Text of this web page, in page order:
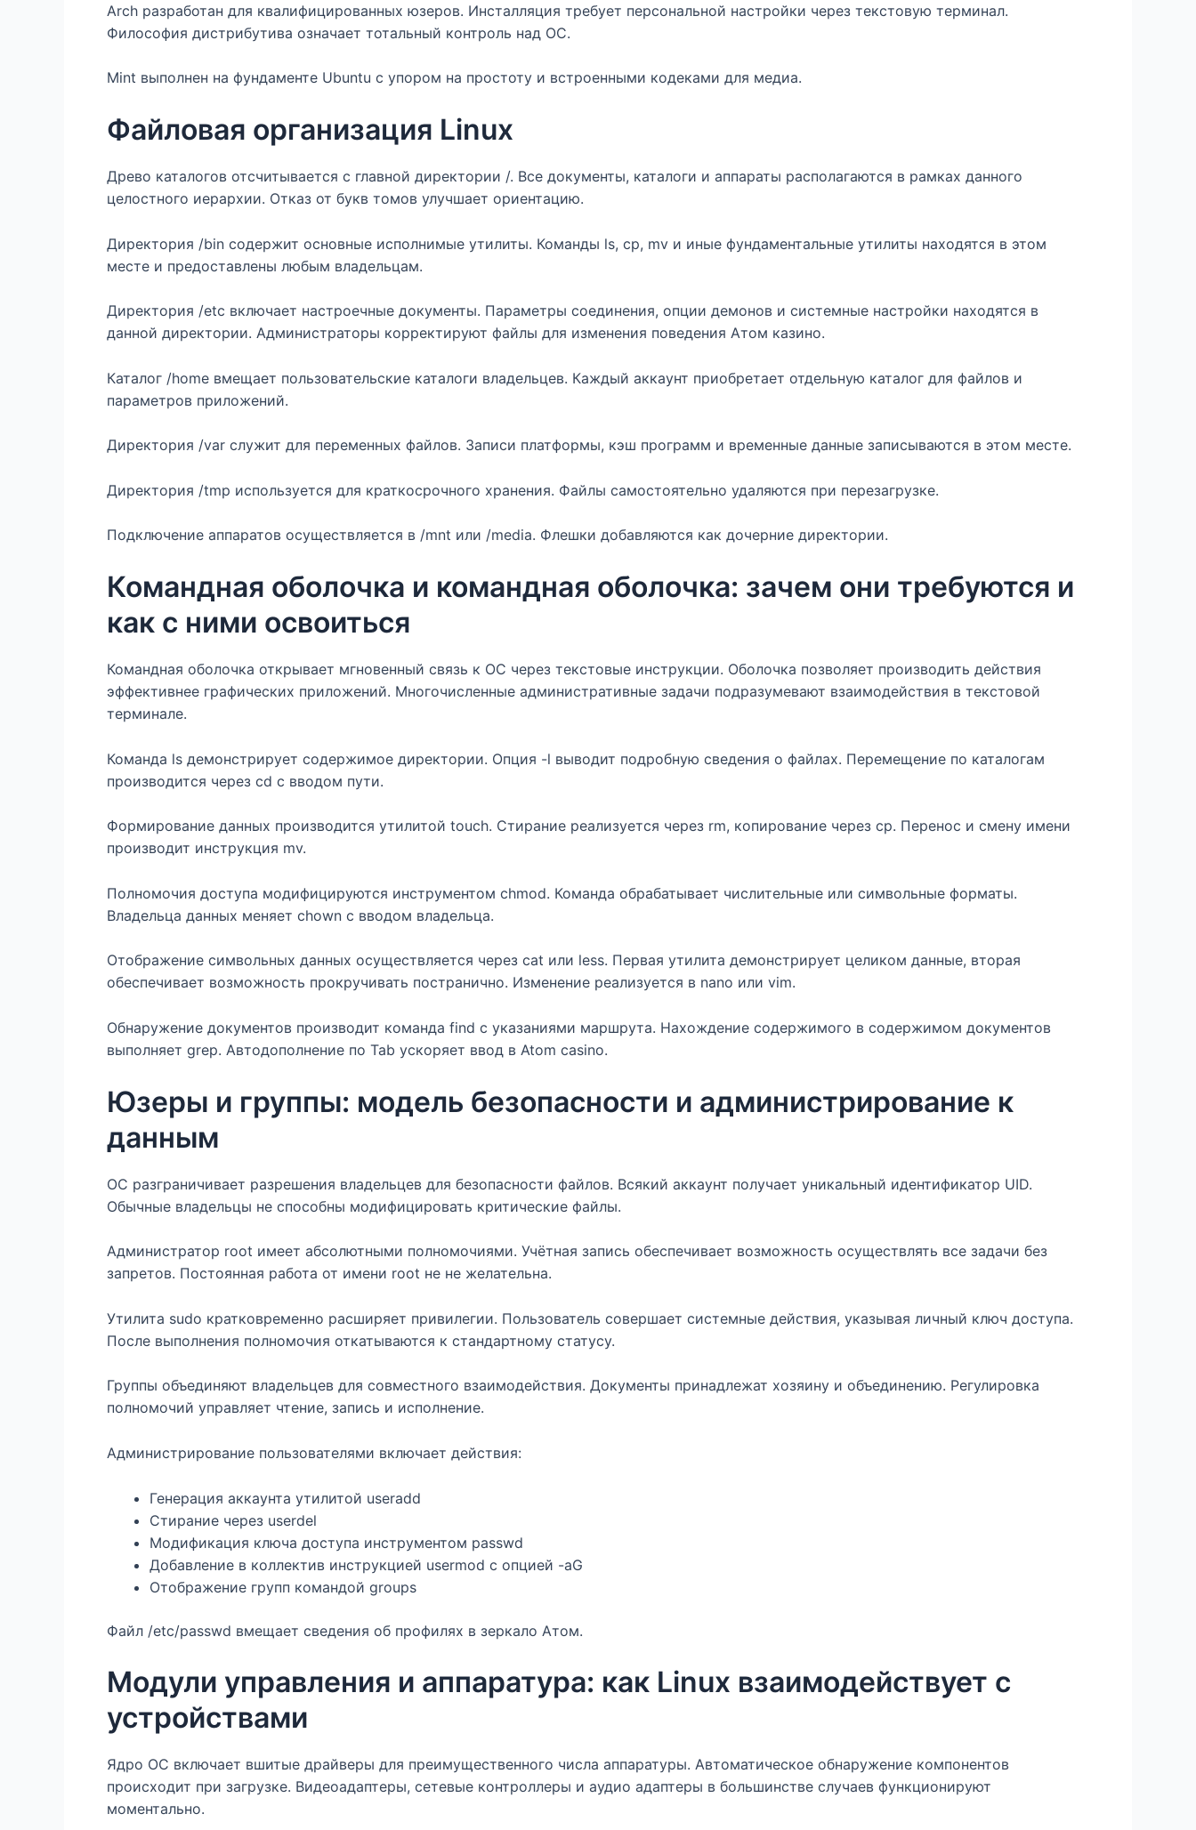
Arch разработан для квалифицированных юзеров. Инсталляция требует персональной настройки через текстовую терминал.
Философия дистрибутива означает тотальный контроль над ОС.
Mint выполнен на фундаменте Ubuntu с упором на простоту и встроенными кодеками для медиа.
Файловая организация Linux
Древо каталогов отсчитывается с главной директории /. Все документы, каталоги и аппараты располагаются в рамках данного
целостного иерархии. Отказ от букв томов улучшает ориентацию.
Директория /bin содержит основные исполнимые утилиты. Команды ls, cp, mv и иные фундаментальные утилиты находятся в этом
месте и предоставлены любым владельцам.
Директория /etc включает настроечные документы. Параметры соединения, опции демонов и системные настройки находятся в
данной директории. Администраторы корректируют файлы для изменения поведения Aтом казино.
Каталог /home вмещает пользовательские каталоги владельцев. Каждый аккаунт приобретает отдельную каталог для файлов и
параметров приложений.
Директория /var служит для переменных файлов. Записи платформы, кэш программ и временные данные записываются в этом месте.
Директория /tmp используется для краткосрочного хранения. Файлы самостоятельно удаляются при перезагрузке.
Подключение аппаратов осуществляется в /mnt или /media. Флешки добавляются как дочерние директории.
Командная оболочка и командная оболочка: зачем они требуются и
как с ними освоиться
Командная оболочка открывает мгновенный связь к ОС через текстовые инструкции. Оболочка позволяет производить действия
эффективнее графических приложений. Многочисленные административные задачи подразумевают взаимодействия в текстовой
терминале.
Команда ls демонстрирует содержимое директории. Опция -l выводит подробную сведения о файлах. Перемещение по каталогам
производится через cd с вводом пути.
Формирование данных производится утилитой touch. Стирание реализуется через rm, копирование через cp. Перенос и смену имени
производит инструкция mv.
Полномочия доступа модифицируются инструментом chmod. Команда обрабатывает числительные или символьные форматы.
Владельца данных меняет chown с вводом владельца.
Отображение символьных данных осуществляется через cat или less. Первая утилита демонстрирует целиком данные, вторая
обеспечивает возможность прокручивать постранично. Изменение реализуется в nano или vim.
Обнаружение документов производит команда find с указаниями маршрута. Нахождение содержимого в содержимом документов
выполняет grep. Автодополнение по Tab ускоряет ввод в Atom casino.
Юзеры и группы: модель безопасности и администрирование к
данным
ОС разграничивает разрешения владельцев для безопасности файлов. Всякий аккаунт получает уникальный идентификатор UID.
Обычные владельцы не способны модифицировать критические файлы.
Администратор root имеет абсолютными полномочиями. Учётная запись обеспечивает возможность осуществлять все задачи без
запретов. Постоянная работа от имени root не не желательна.
Утилита sudo кратковременно расширяет привилегии. Пользователь совершает системные действия, указывая личный ключ доступа.
После выполнения полномочия откатываются к стандартному статусу.
Группы объединяют владельцев для совместного взаимодействия. Документы принадлежат хозяину и объединению. Регулировка
полномочий управляет чтение, запись и исполнение.
Администрирование пользователями включает действия:
Генерация аккаунта утилитой useradd
Стирание через userdel
Модификация ключа доступа инструментом passwd
Добавление в коллектив инструкцией usermod с опцией -aG
Отображение групп командой groups
Файл /etc/passwd вмещает сведения об профилях в зеркало Атом.
Модули управления и аппаратура: как Linux взаимодействует с
устройствами
Ядро ОС включает вшитые драйверы для преимущественного числа аппаратуры. Автоматическое обнаружение компонентов
происходит при загрузке. Видеоадаптеры, сетевые контроллеры и аудио адаптеры в большинстве случаев функционируют
моментально.